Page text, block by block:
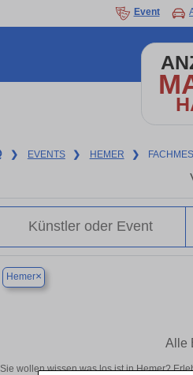
Event
❯ EVENTS ❯ HEMER ❯
Hemer×
Alle
Sie wollen wissen was los ist in Hemer?